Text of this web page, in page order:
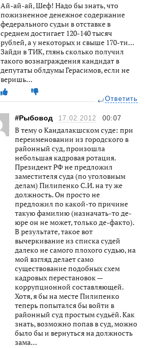
Ай-ай-ай, Шеф! Надо бы знать, что
пожизненное денежное содержание
федерального судьи в отставке в
среднем достигает 120-140 тысяч
рублей, а у некоторых и свыше 170-ти…
Зайди в ТИК, глянь сколько получил
такого вознаграждения кандидат в
депутаты облдумы Герасимов, если не
веришь…
Ответить
#Рыбовод 17.02.2012 00:07
В тему о Кандалакшском суде: при
переименовании из городского в
районный суд, произошла
небольшая кадровая ротация.
Президент РФ не предложил
заместителя суда (по уголовным
делам) Пилипенко С.И. на ту же
должность. Он просто не
предложил по какой-то причине
такую фамилию (назначать-то де-
юре он не может, только де-факто).
В результате, такое вот
вычеркивание из списка судей
далеко не самого плохого судью, на
мой взгляд делает само
существование подобных схем
кадровых перестановок —
коррупционной составляющей.
Хотя, я бы на месте Пилипенко
теперь попытался бы войти в
районный суд простым судьёй. Как
знать, возможно попав в суд, можно
было бы и вернуться на должность
зама…